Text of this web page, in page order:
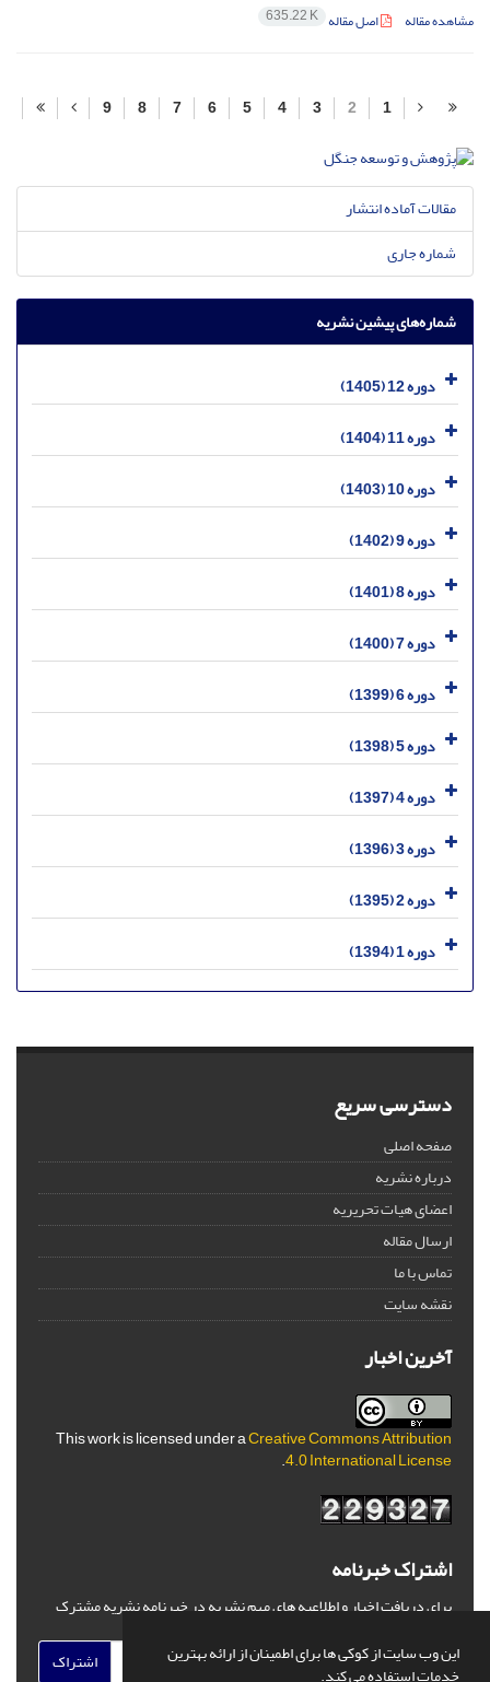
این وب سایت از کوکی ها برای اطمینان از ارائه بهترین
خدمات استفاده می کند.
مشاهده مقاله اصل مقاله 635.22 K
1
2
3
4
5
6
7
8
9
مقالات آماده انتشار
شماره جاری
شماره‌های پیشین نشریه
دوره 12 (1405)
دوره 11 (1404)
دوره 10 (1403)
دوره 9 (1402)
دوره 8 (1401)
دوره 7 (1400)
دوره 6 (1399)
دوره 5 (1398)
دوره 4 (1397)
دوره 3 (1396)
دوره 2 (1395)
دوره 1 (1394)
دسترسی سریع
صفحه اصلی
درباره نشریه
اعضای هیات تحریریه
ارسال مقاله
تماس با ما
نقشه سایت
آخرین اخبار
This work is licensed under aCreative Commons Attribution
4.0 International License
.
اشتراک خبرنامه
برای دریافت اخبار و اطلاعیه های مهم نشریه در خبرنامه نشریه مشترک
اشتراک